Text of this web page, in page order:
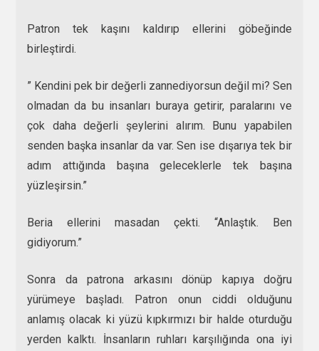
Patron tek kaşını kaldırıp ellerini göbeğinde
birleştirdi.
” Kendini pek bir değerli zannediyorsun değil mi? Sen
olmadan da bu insanları buraya getirir, paralarını ve
çok daha değerli şeylerini alırım. Bunu yapabilen
senden başka insanlar da var. Sen ise dışarıya tek bir
adım attığında başına geleceklerle tek başına
yüzleşirsin.”
Beria ellerini masadan çekti. “Anlaştık. Ben
gidiyorum.”
Sonra da patrona arkasını dönüp kapıya doğru
yürümeye başladı. Patron onun ciddi olduğunu
anlamış olacak ki yüzü kıpkırmızı bir halde oturduğu
yerden kalktı. İnsanların ruhları karşılığında ona iyi